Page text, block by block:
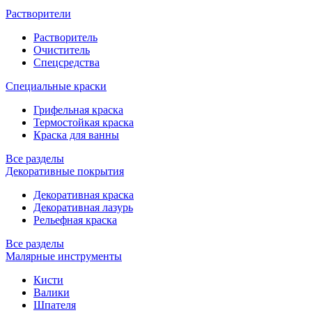
Растворители
Растворитель
Очиститель
Спецсредства
Специальные краски
Грифельная краска
Термостойкая краска
Краска для ванны
Все разделы
Декоративные покрытия
Декоративная краска
Декоративная лазурь
Рельефная краска
Все разделы
Малярные инструменты
Кисти
Валики
Шпателя